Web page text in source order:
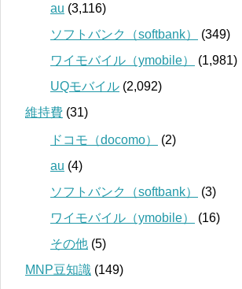
au (3,116)
ソフトバンク（softbank）
(349)
ワイモバイル（ymobile）
(1,981)
UQモバイル (2,092)
維持費 (31)
ドコモ（docomo）
(2)
au (4)
ソフトバンク（softbank）
(3)
ワイモバイル（ymobile）
(16)
その他 (5)
MNP豆知識 (149)